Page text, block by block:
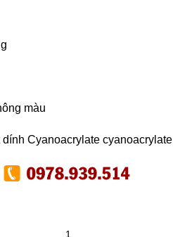
màu
Cyanoacrylate cyanoacrylate